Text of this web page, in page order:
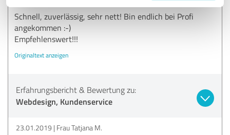
Schnell, zuverlässig, sehr nett! Bin endlich bei Profi
angekommen :-)
Empfehlenswert!!!
Originaltext anzeigen
Erfahrungsbericht & Bewertung zu:
Webdesign, Kundenservice
23.01.2019 Frau Tatjana M.